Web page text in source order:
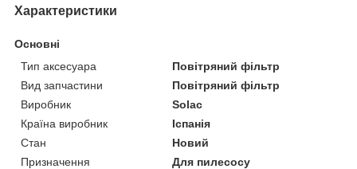
Характеристики
Основні
Тип аксесуара
Повітряний фільтр
Вид запчастини
Повітряний фільтр
Виробник
Solac
Країна виробник
Іспанія
Стан
Новий
Призначення
Для пилесосу